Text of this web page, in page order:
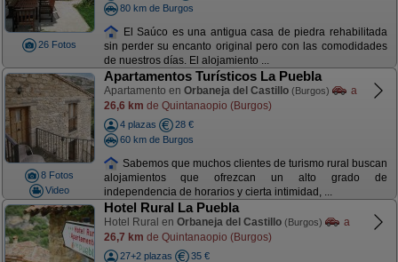
26 Fotos
80 km de Burgos
El Saúco es una antigua casa de piedra rehabilitada
sin perder su encanto original pero con las comodidades
de nuestros días. El alojamiento ...
8 Fotos
Video
Apartamentos Turísticos La Puebla
Apartamento en Orbaneja del Castillo (Burgos)
a
26,6 km de Quintanaopio (Burgos)
4 plazas
28 €
60 km de Burgos
Sabemos que muchos clientes de turismo rural buscan
alojamientos que ofrezcan un alto grado de
independencia de horarios y cierta intimidad, ...
Hotel Rural La Puebla
Hotel Rural en Orbaneja del Castillo (Burgos)
a
26,7 km de Quintanaopio (Burgos)
27+2 plazas
35 €